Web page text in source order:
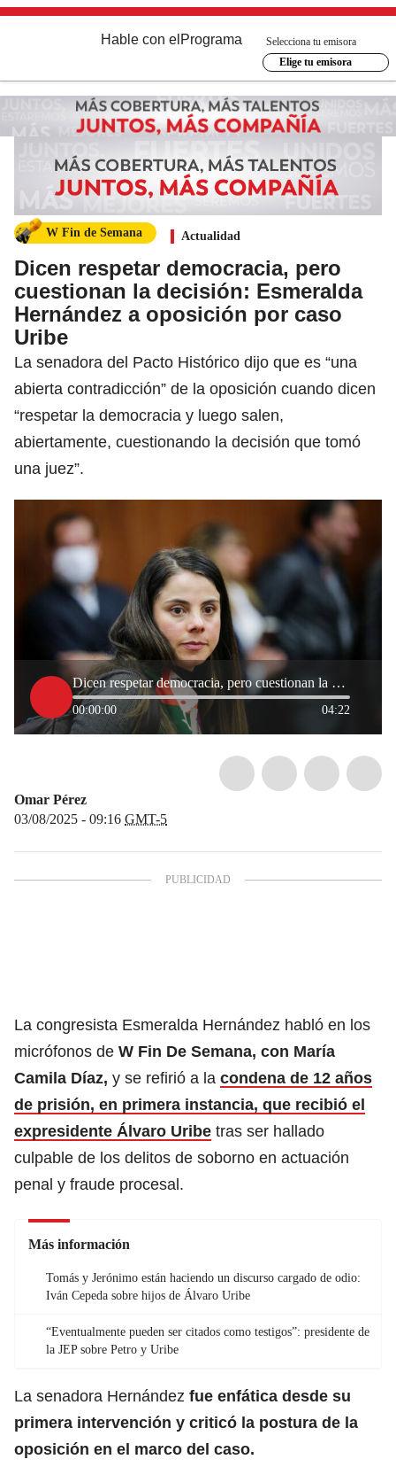
Hable con el Programa
Selecciona tu emisora
Elige tu emisora
W Fin de Semana Actualidad
Dicen respetar democracia, pero
cuestionan la decisión: Esmeralda
Hernández a oposición por caso
Uribe
La senadora del Pacto Histórico dijo que es “una
abierta contradicción” de la oposición cuando dicen
“respetar la democracia y luego salen,
abiertamente, cuestionando la decisión que tomó
una juez”.
Dicen respetar democracia, pero cuestionan la decisión: Esmeralda Hernández a oposición por caso Uribe
00:00:00 04:22
Omar Pérez
03/08/2025 - 09:16 GMT-5
La congresista Esmeralda Hernández habló en los
micrófonos de W Fin De Semana, con María
Camila Díaz, y se refirió a la condena de 12 años
de prisión, en primera instancia, que recibió el
expresidente Álvaro Uribe tras ser hallado
culpable de los delitos de soborno en actuación
penal y fraude procesal.
Más información
Tomás y Jerónimo están haciendo un discurso cargado de odio:
Iván Cepeda sobre hijos de Álvaro Uribe
“Eventualmente pueden ser citados como testigos”: presidente de
la JEP sobre Petro y Uribe
La senadora Hernández fue enfática desde su
primera intervención y criticó la postura de la
oposición en el marco del caso.